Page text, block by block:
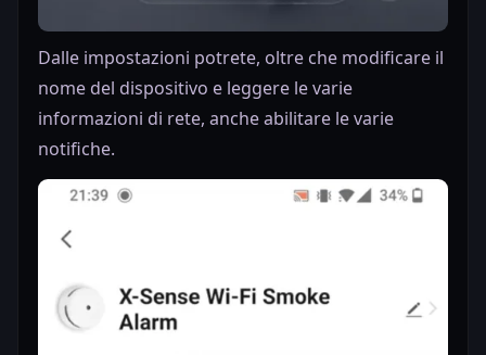
Dalle impostazioni potrete, oltre che modificare il
nome del dispositivo e leggere le varie
informazioni di rete, anche abilitare le varie
notifiche.